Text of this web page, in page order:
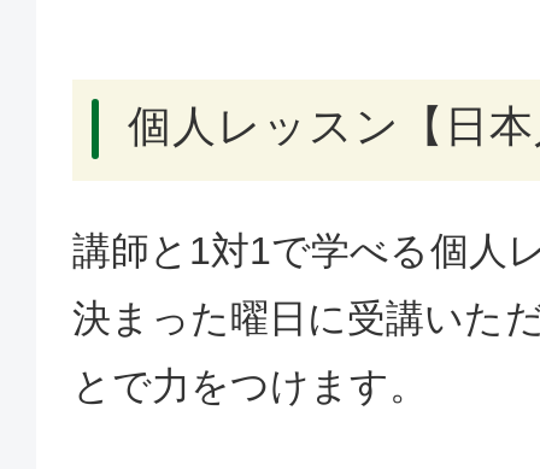
個人レッスン【日
講師と1対1で学べる個人
決まった曜日に受講いた
とで力をつけます。